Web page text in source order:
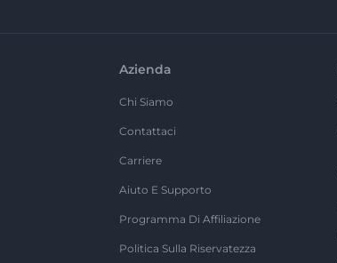
Azienda
Chi Siamo
Contattaci
Carriere
Aiuto E Supporto
Programma Di Affiliazione
Politica Sulla Riservatezza